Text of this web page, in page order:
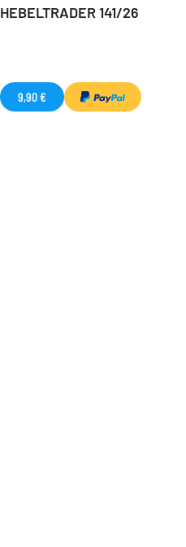
HEBELTRADER 141/26
9,90 €